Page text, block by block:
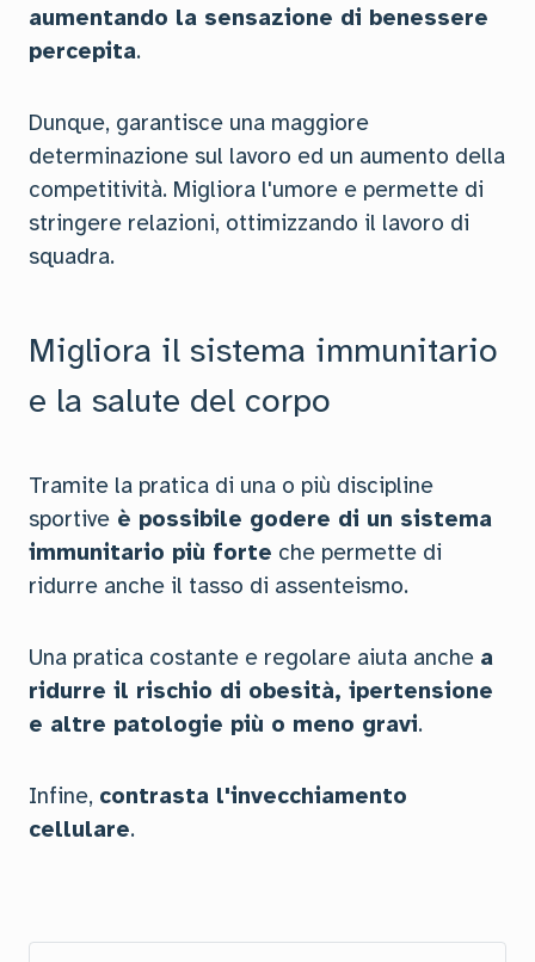
aumentando la sensazione di benessere
percepita.
Dunque, garantisce una maggiore
determinazione sul lavoro ed un aumento della
competitività. Migliora l'umore e permette di
stringere relazioni, ottimizzando il lavoro di
squadra.
Migliora il sistema immunitario
e la salute del corpo
Tramite la pratica di una o più discipline
sportive è possibile godere di un sistema
immunitario più forte che permette di
ridurre anche il tasso di assenteismo.
Una pratica costante e regolare aiuta anche a
ridurre il rischio di obesità, ipertensione
e altre patologie più o meno gravi.
Infine, contrasta l'invecchiamento
cellulare.